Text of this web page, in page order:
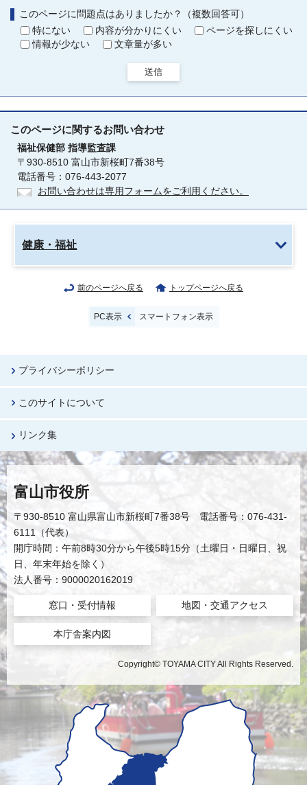
このページに問題点はありましたか？（複数回答可）
特にない
内容が分かりにくい
ページを探しにくい
情報が少ない
文章量が多い
送信
このページに関するお問い合わせ
福祉保健部 指導監査課
〒930-8510 富山市新桜町7番38号
電話番号：076-443-2077
お問い合わせは専用フォームをご利用ください。
健康・福祉
前のページへ戻る トップページへ戻る
PC表示 スマートフォン表示
プライバシーポリシー
このサイトについて
リンク集
富山市役所
〒930-8510 富山県富山市新桜町7番38号 電話番号：076-431-
6111（代表）
開庁時間：午前8時30分から午後5時15分（土曜日・日曜日、祝
日、年末年始を除く）
法人番号：9000020162019
窓口・受付情報 地図・交通アクセス
本庁舎案内図
Copyright© TOYAMA CITY All Rights Reserved.